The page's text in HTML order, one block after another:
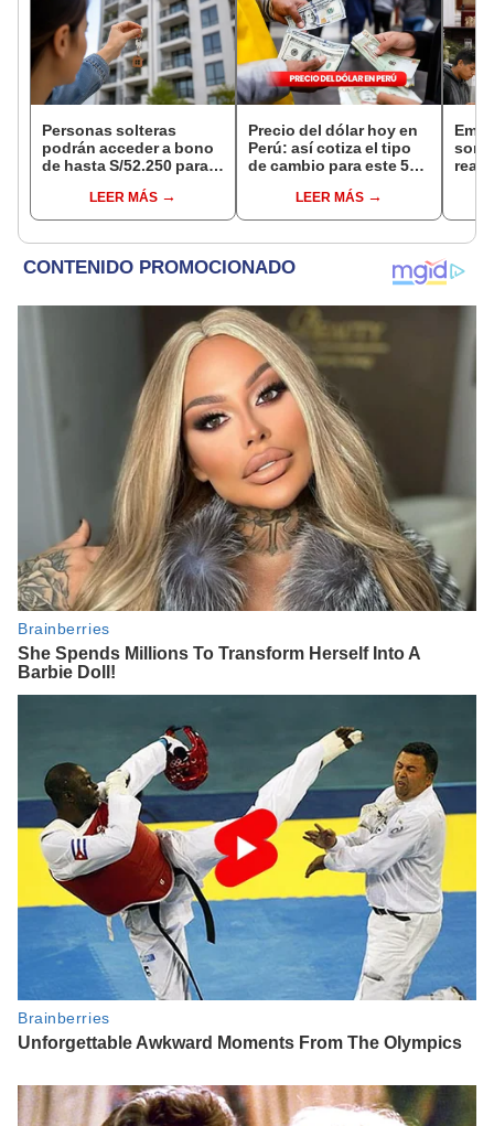
Personas solteras
podrán acceder a bono
de hasta S/52.250 para
nuevo reglamento
LEER MÁS
Precio del dólar hoy en
Perú: así cotiza el tipo
de cambio para este 5
LEER MÁS